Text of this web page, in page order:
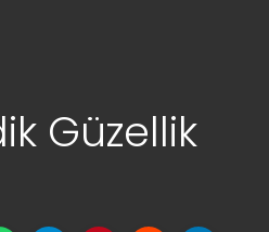
Güzellik